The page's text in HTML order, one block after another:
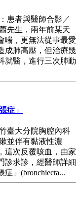
患者與醫師合影／
先生，兩年前某天
喘，更無法從事最愛
成肺高壓，但治療幾
就醫，進行三次肺動
症」
臺大分院胸腔內科
並伴有黏液性濃
這次反覆咳血，由家
診求診，經醫師詳細
」(bronchiecta...